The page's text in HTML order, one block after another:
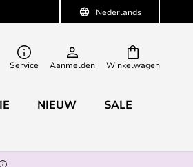
Nederlands
Winkelwagen
Service Aanmelden
NIEUW SALE